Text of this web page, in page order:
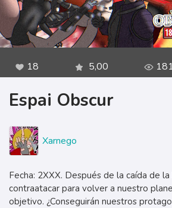
18 5,00
Espai Obscur
Xarnego
Fecha: 2XXX. Después de la caída de
contraatacar para volver a nuestro
objetivo. ¿Conseguirán nuestros